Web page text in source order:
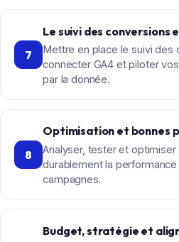
7
Le suivi des conversions
Mettre en place le suivi des
connecter GA4 et piloter
par la donnée.
8
Optimisation et bonnes
Analyser, tester et optimiser
durablement la
campagnes.
Budget, stratégie et